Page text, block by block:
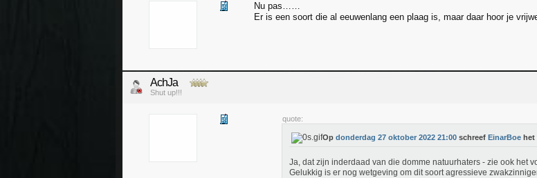
Nu pas……
Er is een soort die al eeuwenlang een plaag is, maar daar hoor je
AchJa
Shut up!!!
quote:
Op donderdag 27 oktober 2022 21:00 schreef EinarBoe het
Ja, dat zijn inderdaad van die domme natuurhaters - zie ook het
Gelukkig is er nog wetgeving om dit soort agressieve